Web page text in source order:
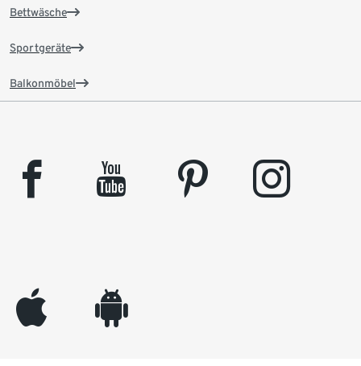
Bettwäsche
Sportgeräte
Balkonmöbel
facebook youtube pinterest instagram
appleinc android